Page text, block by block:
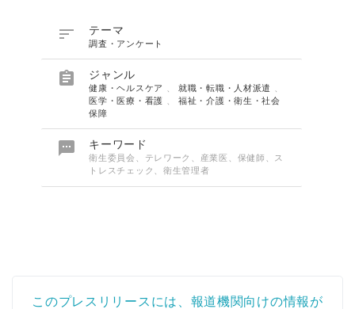
 テーマ
調査・アンケート
 ジャンル
健康・ヘルスケア 、就職・転職・人材派遣
医学・医療・看護
、福祉・介護・衛生・社会
保障
 キーワード
衛生委員会、テレワーク、産業医、保健師、ス
トレスチェック、衛生管理者
このプレスリリースには、報道機関向けの情報が